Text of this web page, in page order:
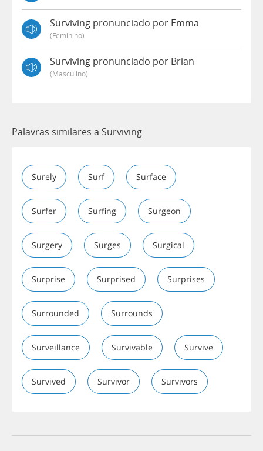
Surviving pronunciado por Emma
(feminino)
Surviving pronunciado por Brian
(masculino)
Palavras similares a Surviving
Surely Surf Surface
Surfer Surfing Surgeon
Surgery Surges Surgical
Surprise Surprised Surprises
Surrounded Surrounds
Surveillance Survivable Survive
Survived Survivor Survivors